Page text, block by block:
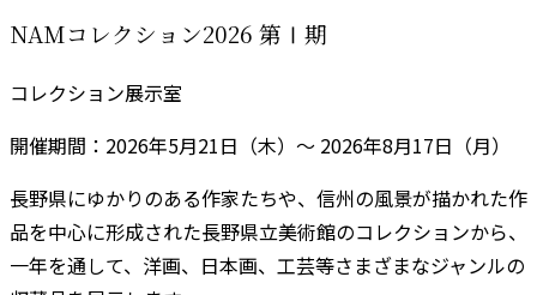
NAMコレクション2026 第Ⅰ期
コレクション展示室
開催期間：2026年5月21日（木）～ 2026年8月17日（月）
長野県にゆかりのある作家たちや、信州の風景が描かれた作
品を中心に形成された長野県立美術館のコレクションから、
一年を通して、洋画、日本画、工芸等さまざまなジャンルの